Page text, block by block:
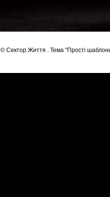
© Сектор Життя . Тема "Прості